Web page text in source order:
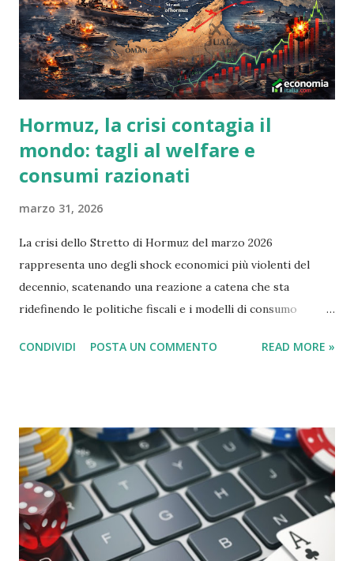
concetti che sono mistificanti, e questo è un'indicazione del
più grande problema che Bitcoin ha. La natura complicata e
innovativa della tecnologia e la passione che lo circon...
Hormuz, la crisi contagia il
mondo: tagli al welfare e
consumi razionati
marzo 31, 2026
La crisi dello Stretto di Hormuz del marzo 2026
rappresenta uno degli shock economici più violenti del
decennio, scatenando una reazione a catena che sta
ridefinendo le politiche fiscali e i modelli di consumo
seguito dell'escalation militare tra Iran, Israele e Stati
chiusura della "giugulare del mondo" non ha colpito solo i
prezzi alla pompa, ma ha intaccato le fondamenta stesse
della stabilità sociale. 1. Tagli al Welfare e Bilanci Pubblici
Per molti governi, specialmente in Europa e nei mercati
emergenti, l'impennata dei costi energetici ha creato buchi
di bilancio insostenibili. Sussidi Energetici: Le risorse
CONDIVIDI POSTA UN COMMENTO READ MORE »